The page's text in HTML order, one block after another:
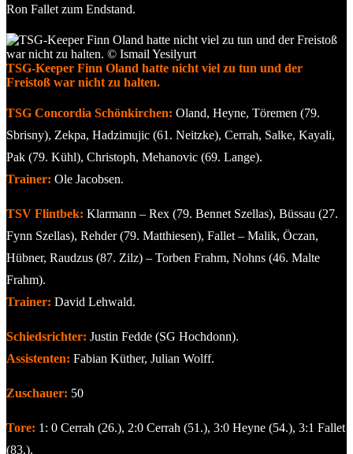
Ron Fallet zum Endstand.
TSG-Keeper Finn Oland hatte nicht viel zu tun und der
Freistoß war nicht zu halten.
TSG Concordia Schönkirchen: Oland, Heyne, Töremen (79.
Sbrisny), Zekpa, Hadzimujic (61. Neitzke), Cerrah, Salke, Kayali,
Pak (79. Kühl), Christoph, Mehanovic (69. Lange).
Trainer: Ole Jacobsen.
TSV Flintbek: Klarmann – Rex (79. Bennet Szellas), Büssau (27.
Fynn Szellas), Rehder (79. Matthiesen), Fallet – Malik, Öczan,
Hübner, Raudzus (87. Zilz) – Torben Frahm, Nohns (46. Malte
Frahm).
Trainer: David Lehwald.
Schiedsrichter: Justin Fedde (SG Hochdonn).
Assistenten: Fabian Küther, Julian Wolff.
Zuschauer: 50
Tore: 1: 0 Cerrah (26.), 2:0 Cerrah (51.), 3:0 Heyne (54.), 3:1 Fallet
(83.).